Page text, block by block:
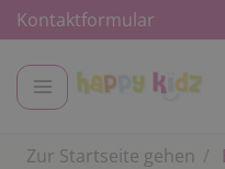
Kontaktformular
Zur Startseite gehen